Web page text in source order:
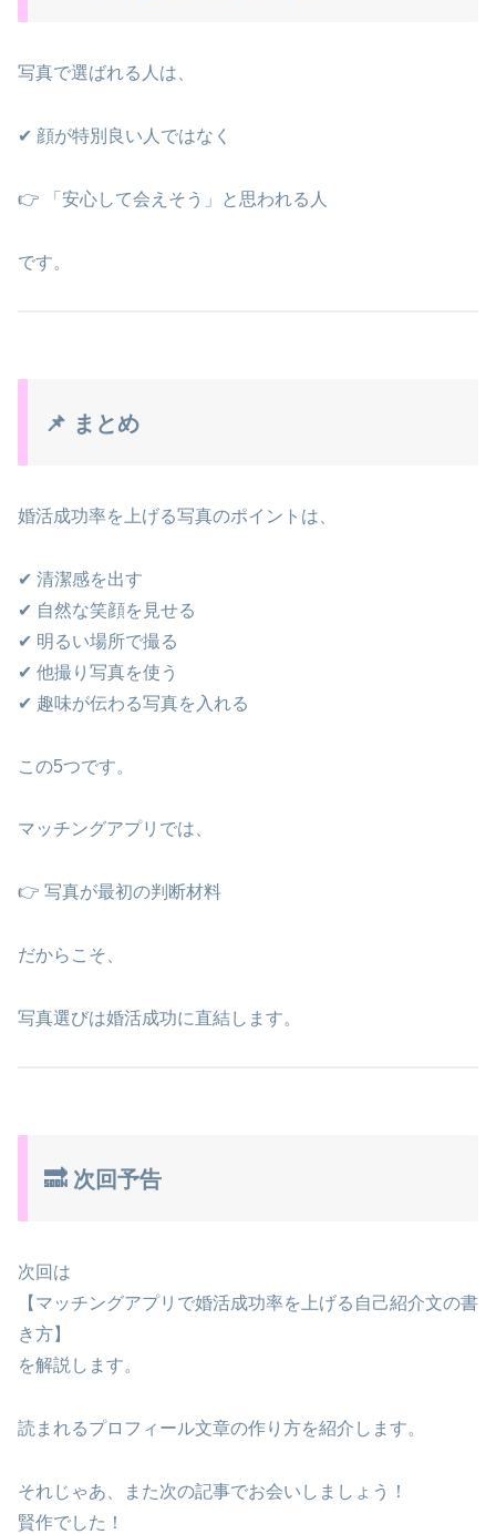
写真で選ばれる人は、
✔ 顔が特別良い人ではなく
👉 「安心して会えそう」と思われる人
です。
📌 まとめ
婚活成功率を上げる写真のポイントは、
✔ 清潔感を出す
✔ 自然な笑顔を見せる
✔ 明るい場所で撮る
✔ 他撮り写真を使う
✔ 趣味が伝わる写真を入れる
この5つです。
マッチングアプリでは、
👉 写真が最初の判断材料
だからこそ、
写真選びは婚活成功に直結します。
🔜 次回予告
次回は
【マッチングアプリで婚活成功率を上げる自己紹介文の書
き方】
を解説します。
読まれるプロフィール文章の作り方を紹介します。
それじゃあ、また次の記事でお会いしましょう！
賢作でした！